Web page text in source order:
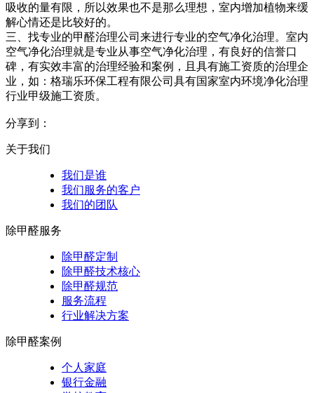
吸收的量有限，所以效果也不是那么理想，室内增加植物来缓
解心情还是比较好的。
三、找专业的甲醛治理公司来进行专业的空气净化治理。 室内
空气净化治理就是专业从事空气净化治理，有良好的信誉口
碑，有实效丰富的治理经验和案例，且具有施工资质的治理企
业，如：格瑞乐环保工程有限公司具有国家室内环境净化治理
行业甲级施工资质。
分享到：
关于我们
我们是谁
我们服务的客户
我们的团队
除甲醛服务
除甲醛定制
除甲醛技术核心
除甲醛规范
服务流程
行业解决方案
除甲醛案例
个人家庭
银行金融